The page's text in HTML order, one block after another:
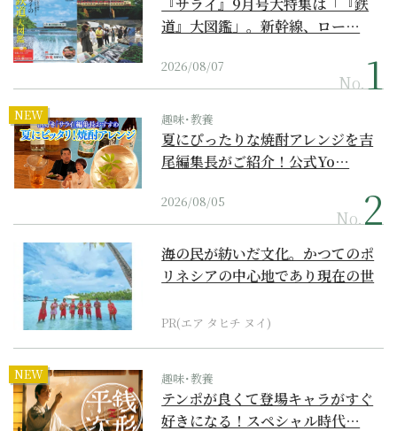
『サライ』9月号大特集は「『鉄
道』大図鑑」。新幹線、ロー…
2026/08/07
No.
NEW 趣味･教養
夏にぴったりな焼酎アレンジを吉
尾編集長がご紹介！公式Yo…
2026/08/05
No.
海の民が紡いだ文化。かつてのポ
リネシアの中心地であり現在の世
PR(エア タヒチ ヌイ)
NEW 趣味･教養
テンポが良くて登場キャラがすぐ
好きになる！スペシャル時代…